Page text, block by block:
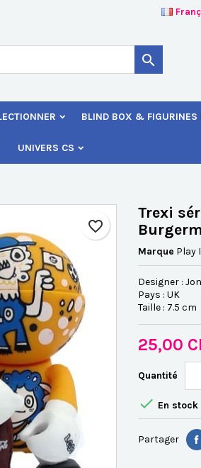

BLIND BOX & FIGURINES
UNIVERS CS
favorite_border
Trexi
Marque Play
Designer :
Pays : UK
Taille : 7.5 cm
25,00
Quantité
 En stock
Partager
des produits à votre liste d'envies.
Annuler Connexion